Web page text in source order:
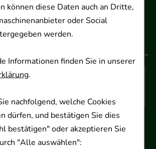
können diese Daten auch an Dritte,
oder Social
werden.
Informationen finden Sie in unserer
.
nachfolgend, welche Cookies
dürfen, und bestätigen Sie dies
bestätigen" oder akzeptieren Sie
"Alle auswählen":